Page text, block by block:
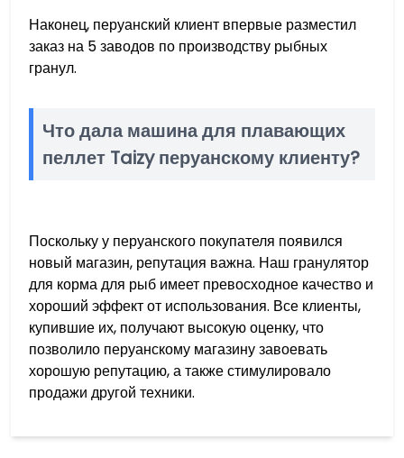
Наконец, перуанский клиент впервые разместил
заказ на 5 заводов по производству рыбных
гранул.
Что дала машина для плавающих
пеллет Taizy перуанскому клиенту?
Поскольку у перуанского покупателя появился
новый магазин, репутация важна. Наш гранулятор
для корма для рыб имеет превосходное качество и
хороший эффект от использования. Все клиенты,
купившие их, получают высокую оценку, что
позволило перуанскому магазину завоевать
хорошую репутацию, а также стимулировало
продажи другой техники.